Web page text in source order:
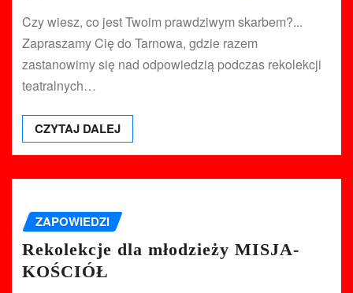
Czy wiesz, co jest Twoim prawdziwym skarbem?...
Zapraszamy Cię do Tarnowa, gdzie razem
zastanowimy się nad odpowiedzią podczas rekolekcji
teatralnych…
CZYTAJ DALEJ
ZAPOWIEDZI
Rekolekcje dla młodzieży MISJA-
KOŚCIÓŁ